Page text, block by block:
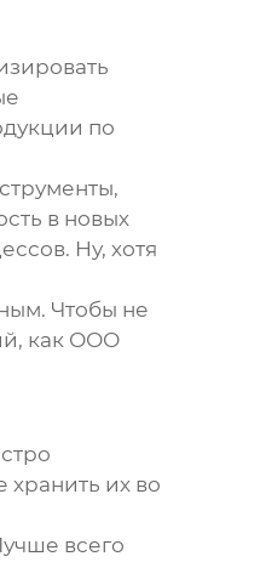
по
в новых
Ну, хотя
Чтобы не
как ООО
их во
всего